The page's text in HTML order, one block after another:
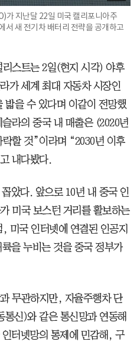
가 지난달 22일 미국 캘리포니아주
서 새 전기차 배터리 전략을 공개하고
스트는 2일(현지 시각) 야후
가 세계 최대 자동차 시장인
밟을 수 있다며 이같이 전망했
라의 중국 내 매출은 (2020년
할 것”이라며 “2030년 이후
내다봤다.
았다. 앞으로 10년 내 중국 인
미국 보스턴 거리를 활보하는
미국 인터넷에 연결된 인공지
을 누비는 것을 중국 정부가
무관하지만, 자율주행차 단
신)와 같은 통신망과 연동해
터넷망의 통제에 민감해, 구